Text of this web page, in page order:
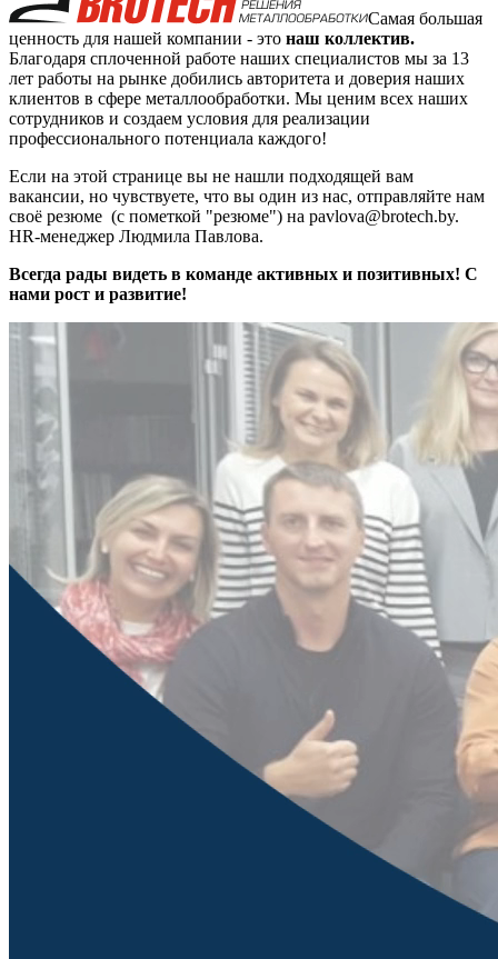
Самая большая
ценность для нашей компании - это наш коллектив.
Благодаря сплоченной работе наших специалистов мы за 13
лет работы на рынке добились авторитета и доверия наших
клиентов в сфере металлообработки. Мы ценим всех наших
сотрудников и создаем условия для реализации
профессионального потенциала каждого!
Если на этой странице вы не нашли подходящей вам
вакансии, но чувствуете, что вы один из нас, отправляйте нам
своё резюме (с пометкой "резюме") на pavlova@brotech.by.
HR-менеджер Людмила Павлова.
Всегда рады видеть в команде активных и позитивных! С
нами рост и развитие!